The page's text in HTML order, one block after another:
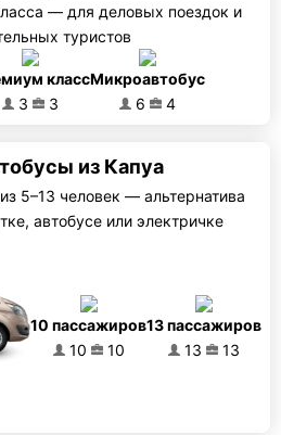
— для деловых поездок и
туристов
класс
3
3
Микроавтобус
6
4
из Капуа
5–13 человек — альтернатива
автобусе или электричке
10 пассажиров
10
10
13 пассажиров
13
13